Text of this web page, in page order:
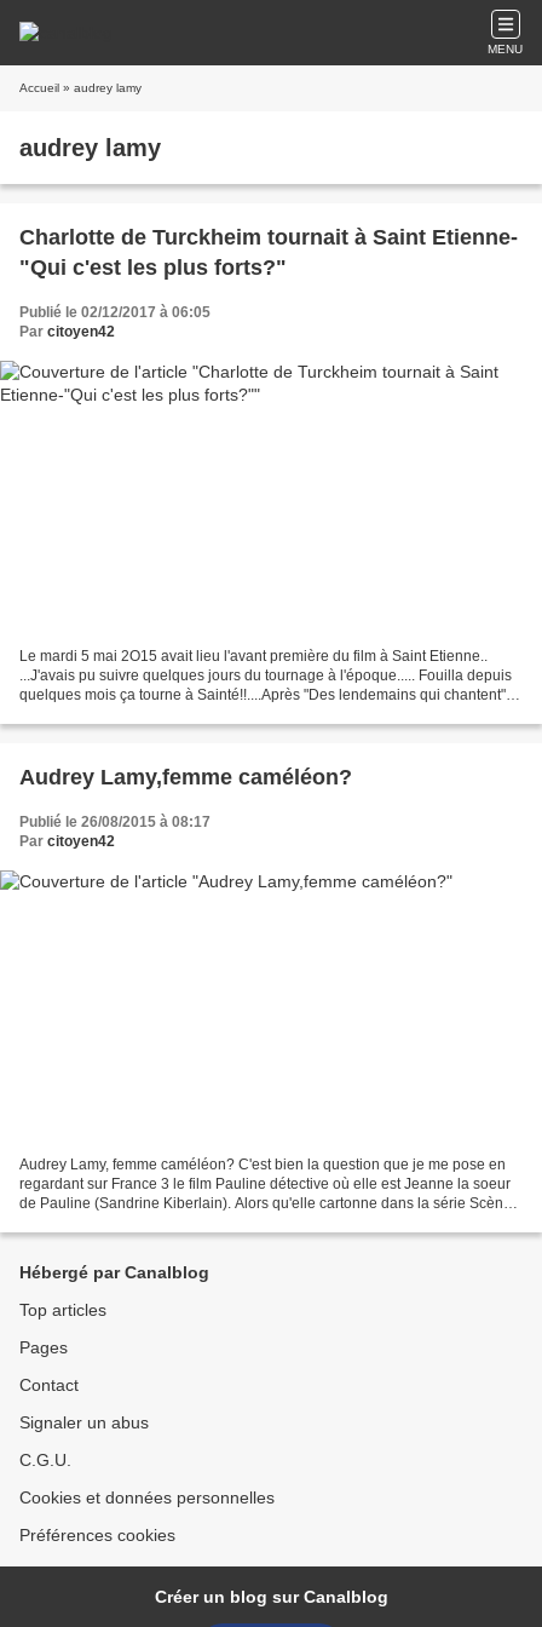
MENU
Accueil » audrey lamy
audrey lamy
Charlotte de Turckheim tournait à Saint Etienne-
"Qui c'est les plus forts?"
Publié le 02/12/2017 à 06:05
Par citoyen42
Le mardi 5 mai 2O15 avait lieu l'avant première du film à Saint Etienne..
...J'avais pu suivre quelques jours du tournage à l'époque..... Fouilla depuis
quelques mois ça tourne à Sainté!!....Après "Des lendemains qui chantent",
Audrey Lamy,femme caméléon?
Publié le 26/08/2015 à 08:17
Par citoyen42
Audrey Lamy, femme caméléon? C'est bien la question que je me pose en
regardant sur France 3 le film Pauline détective où elle est Jeanne la soeur
de Pauline (Sandrine Kiberlain). Alors qu'elle cartonne dans la série Scènes
Hébergé par Canalblog
Top articles
Pages
Contact
Signaler un abus
C.G.U.
Cookies et données personnelles
Préférences cookies
Créer un blog sur Canalblog